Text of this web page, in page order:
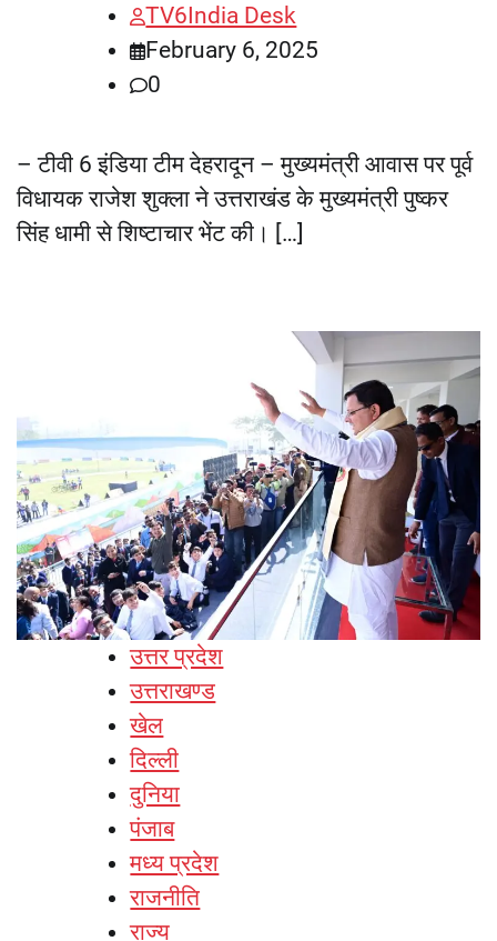
TV6India Desk
February 6, 2025
0
– टीवी 6 इंडिया टीम देहरादून – मुख्यमंत्री आवास पर पूर्व
विधायक राजेश शुक्ला ने उत्तराखंड के मुख्यमंत्री पुष्कर
सिंह धामी से शिष्टाचार भेंट की। […]
उत्तर प्रदेश
उत्तराखण्ड
खेल
दिल्ली
दुनिया
पंजाब
मध्य प्रदेश
राजनीति
राज्य